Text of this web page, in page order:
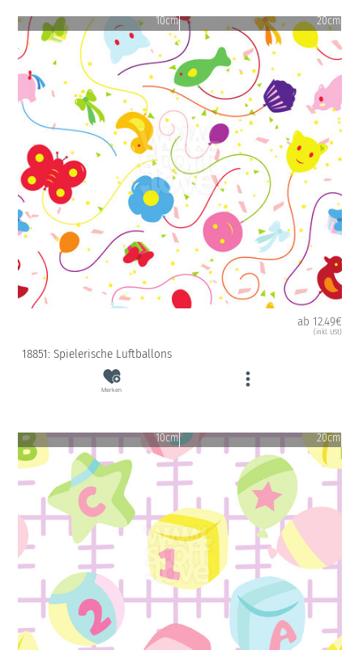
10cm 20cm
ab 12.49€
(inkl. USt)
18851: Spielerische Luftballons
Merken
10cm 20cm